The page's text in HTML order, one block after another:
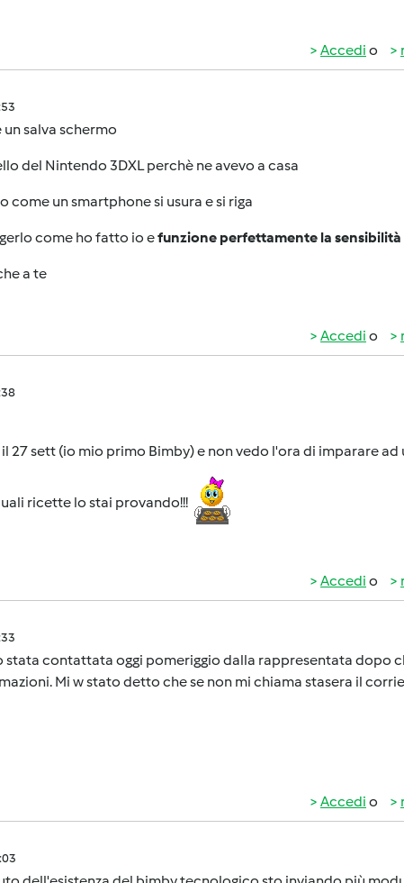
Accedi o
salva schermo
del Nintendo 3DXL perchè ne avevo a casa
come un smartphone si usura e si riga
come ho fatto io efunzione perfettamente la sensibilità
a te
Accedi o
27 sett (io mio primo Bimby) e non vedo l'ora di imparare ad
ricette lo stai provando!!!
Accedi o
stata contattata oggi pomeriggio dalla rappresentata dopo
Mi w stato detto che se non mi chiama stasera il
Accedi o